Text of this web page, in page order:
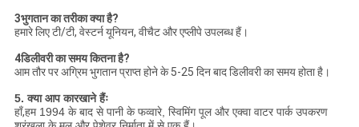
3भुगतान का तरीका क्या है?
हमारे लिए टी/टी, वेस्टर्न यूनियन, वीचैट और एप्लीपे उपलब्ध हैं।
4डिलीवरी का समय कितना है?
आम तौर पर अग्रिम भुगतान प्राप्त होने के 5-25 दिन बाद डिलीवरी का समय होता है।
5. क्या आप कारखाने हैंः
हाँ,हम 1994 के बाद से पानी के फव्वारे, स्विमिंग पूल और एक्वा वाटर पार्क उपकरण